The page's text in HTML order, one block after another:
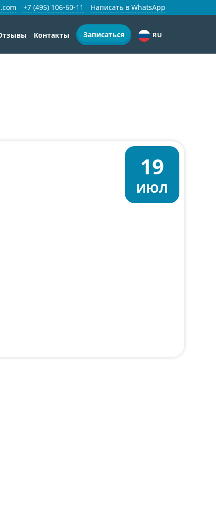
Написать в WhatsApp
+7 (495) 106-60-11
Контакты Записаться RU
19
ИЮЛ